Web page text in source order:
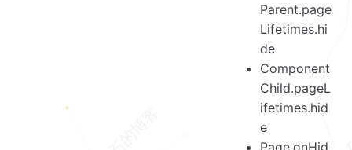
Parent.page
Lifetimes.hi
de
Component
Child.pageL
ifetimes.hid
e
Page.onHid